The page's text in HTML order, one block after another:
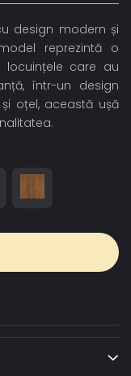
design modern și
reprezintă o
locuințele care au
într-un design
oțel, această ușă